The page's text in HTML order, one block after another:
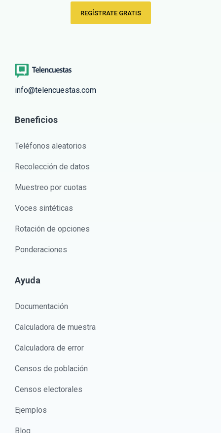
REGÍSTRATE GRATIS
info@telencuestas.com
Beneficios
Teléfonos aleatorios
Recolección de datos
Muestreo por cuotas
Voces sintéticas
Rotación de opciones
Ponderaciones
Ayuda
Documentación
Calculadora de muestra
Calculadora de error
Censos de población
Censos electorales
Ejemplos
Blog